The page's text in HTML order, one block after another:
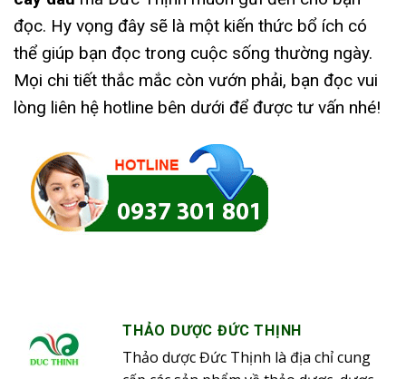
đọc. Hy vọng đây sẽ là một kiến thức bổ ích có
thể giúp bạn đọc trong cuộc sống thường ngày.
Mọi chi tiết thắc mắc còn vướn phải, bạn đọc vui
lòng liên hệ hotline bên dưới để được tư vấn nhé!
THẢO DƯỢC ĐỨC THỊNH
Thảo dược Đức Thịnh là địa chỉ cung